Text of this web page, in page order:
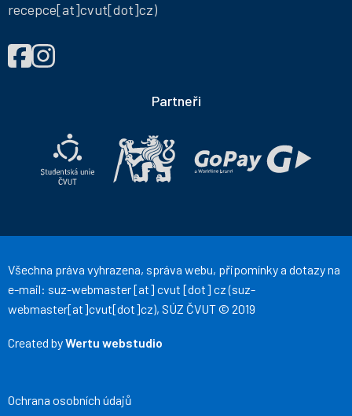
recepce[at]cvut[dot]cz)
NAJDETE
NÁS
Správa
Facebooku
Správa
Instagramu
Partneři
Všechna práva vyhrazena, správa webu, připomínky a dotazy na
e-mail: suz-webmaster[at] cvut [dot] cz(suz-
webmaster[at]cvut[dot]cz), SÚZ ČVUT © 2019
Created byWertu webstudio
Ochrana osobních údajů